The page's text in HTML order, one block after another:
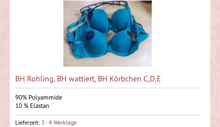
BH Rohling, BH wattiert, BH Körbchen C,D,E
90% Polyammide
10 % Elastan
Lieferzeit: 3 - 4 Werktage